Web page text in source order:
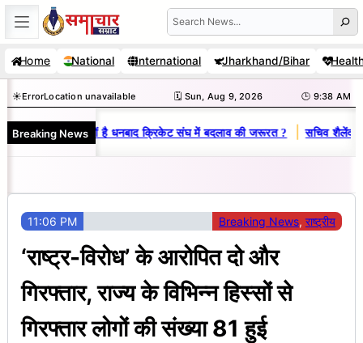
Skip
to
content
Search
Home National International Jharkhand/Bihar
☀️ErrorLocation unavailable 🗓️ Sun, Aug 9, 2026 🕒 9:38 AM
Breaking News
राज : जानें क्यों है धनबाद क्रिकेट संघ में बदलाव की जरूरत ? | सचिव शैलेंद्र
11:06 PM Breaking News, राष्ट्रीय
‘राष्ट्र-विरोध’ के आरोपित दो और
गिरफ्तार, राज्य के विभिन्न हिस्सों से
गिरफ्तार लोगों की संख्या 81 हुई